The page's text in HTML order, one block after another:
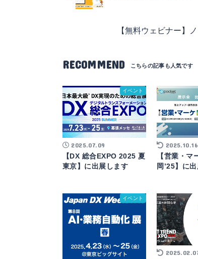
【無料ウェビナー】
RECOMMEND
イベント
2025.07.09
【DX 総合EXPO 2025 夏
東京】に出展します
2025.10.16
【営業・マ
岡’25】に
イベント